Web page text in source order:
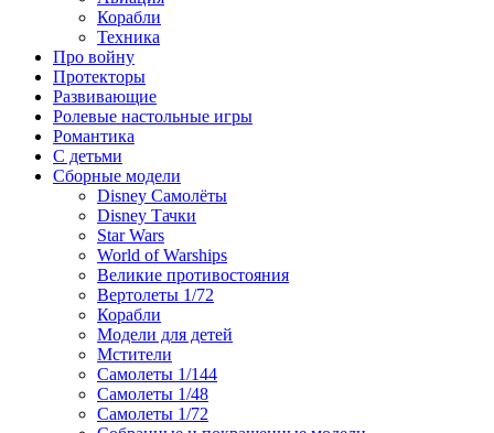
Корабли
Техника
Про войну
Протекторы
Развивающие
Ролевые настольные игры
Романтика
С детьми
Сборные модели
Disney Самолёты
Disney Тачки
Star Wars
World of Warships
Великие противостояния
Вертолеты 1/72
Корабли
Модели для детей
Мстители
Самолеты 1/144
Самолеты 1/48
Самолеты 1/72